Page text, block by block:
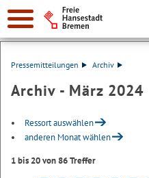
Suche:
Pressemitteilungen Archiv
Archiv - März 2024
Ressort auswählen
anderen Monat wählen
1 bis 20 von 86 Treffer